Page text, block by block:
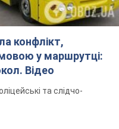
конфлікт,
у маршрутці:
Відео
та слідчо-